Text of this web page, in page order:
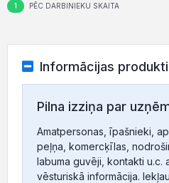
1 PĒC DARBINIEKU SKAITA
Informācijas produkti
Pilna izziņa par
Amatpersonas, īpašnieki,
peļņa, komercķīlas,
labuma guvēji, kontakti u.c.
vēsturiskā informācija.